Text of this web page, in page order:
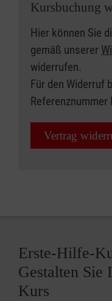
Kursbuchung
Hier können Sie
gemäß unserer
widerrufen.
Für den Widerruf
Referenznummer
Vertrag
Erste-Hilfe-
Gestalten Sie
Kurs